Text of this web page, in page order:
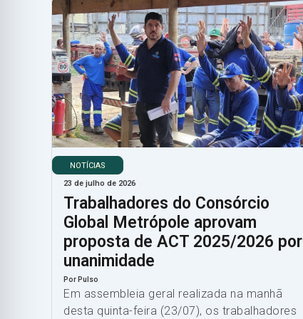
NOTÍCIAS
23 de julho de 2026
Trabalhadores do Consórcio
Global Metrópole aprovam
proposta de ACT 2025/2026 por
unanimidade
Por Pulso
Em assembleia geral realizada na manhã
desta quinta-feira (23/07), os trabalhadores